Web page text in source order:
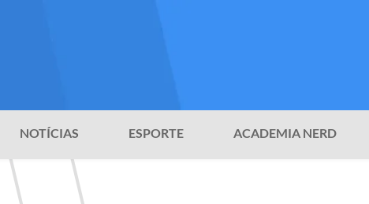
NOTÍCIAS ESPORTE ACADEMIA NERD